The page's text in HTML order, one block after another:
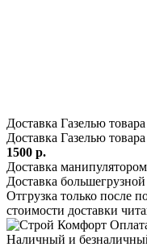
Доставка Газелью
Доставка Газелью
1500 р.
Доставка
Доставка
Отгрузка только после
стоимости доставки
Наличный и